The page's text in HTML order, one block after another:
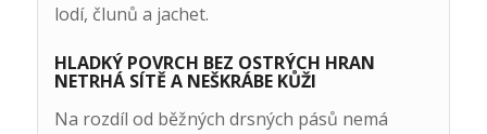
lodí, člunů a jachet.
HLADKÝ POVRCH BEZ OSTRÝCH HRAN
NETRHÁ SÍTĚ A NEŠKRÁBE KŮŽI
Na rozdíl od běžných drsných pásů nemá